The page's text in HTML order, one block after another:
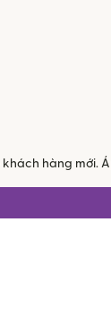
khách hàng mới.